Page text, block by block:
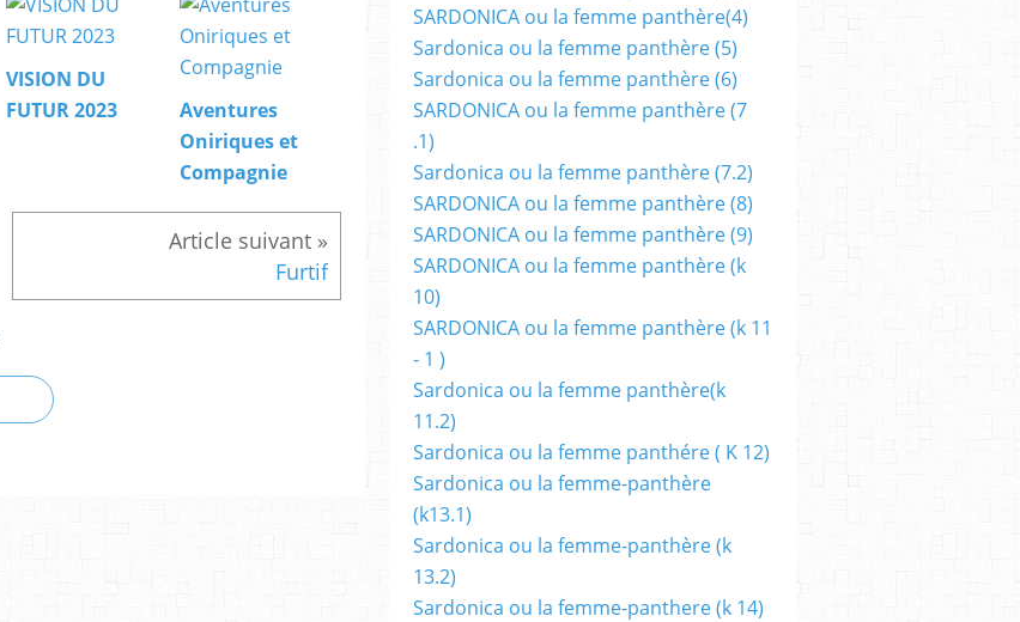
VISION DU
FUTUR 2023
Aventures
Oniriques et
Compagnie
Furtif
SARDONICA ou la femme panthère(4)
Sardonica ou la femme panthère (5)
Sardonica ou la femme panthère (6)
SARDONICA ou la femme panthère (7
.1)
Sardonica ou la femme panthère (7.2)
SARDONICA ou la femme panthère (8)
SARDONICA ou la femme panthère (9)
SARDONICA ou la femme panthère (k
10)
SARDONICA ou la femme panthère (k 11
- 1 )
Sardonica ou la femme panthère(k
11.2)
Sardonica ou la femme panthére ( K 12)
Sardonica ou la femme-panthère
(k13.1)
Sardonica ou la femme-panthère (k
13.2)
Sardonica ou la femme-panthere (k 14)